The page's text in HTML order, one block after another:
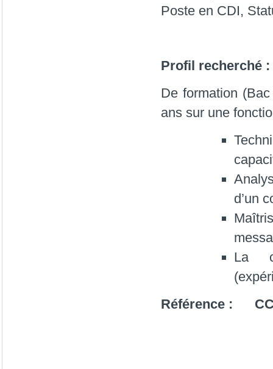
Poste en CDI,
Profil recherché :
De formation
ans sur une
d’un
La
Référence :